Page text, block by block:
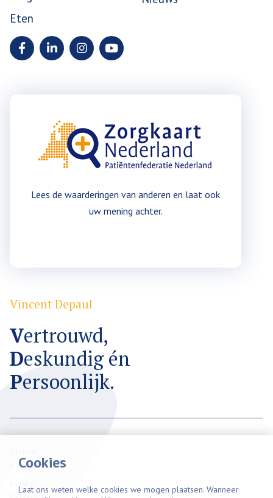
Eten
Lees de waarderingen van anderen en laat ook
uw mening achter.
Vincent Depaul
Vertrouwd,
Deskundig én
Persoonlijk.
Privacy
Cookies
Laat ons weten welke cookies we mogen plaatsen. Wanneer